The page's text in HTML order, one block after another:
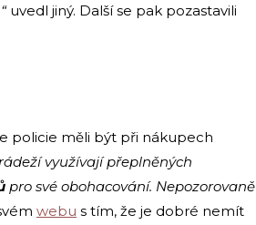
uvedl jiný. Další se pak pozastavili
policie měli být při nákupech
využívají přeplněných
pro své obohacování. Nepozorovaně
webu s tím, že je dobré nemít